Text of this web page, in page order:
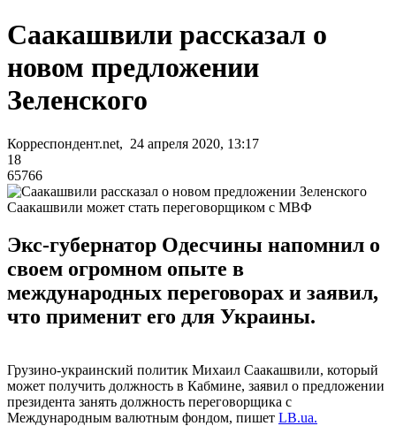
Саакашвили рассказал о
новом предложении
Зеленского
Корреспондент.net, 24 апреля 2020, 13:17
18
65766
Саакашвили может стать переговорщиком с МВФ
Экс-губернатор Одесчины напомнил о
своем огромном опыте в
международных переговорах и заявил,
что применит его для Украины.
Грузино-украинский политик Михаил Саакашвили, который
может получить должность в Кабмине, заявил о предложении
президента занять должность переговорщика с
Международным валютным фондом, пишет LB.ua.